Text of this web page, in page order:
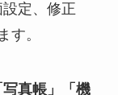
設定、修正
す。
真帳」「機